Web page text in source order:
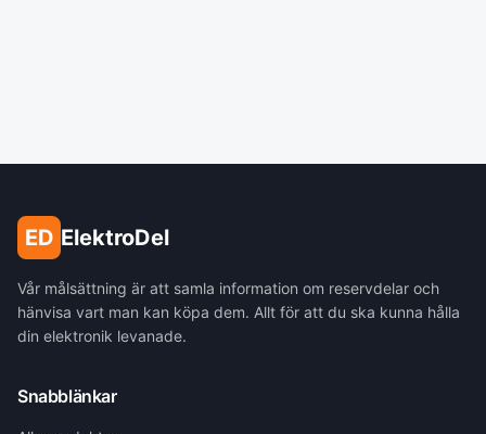
ED ElektroDel
Vår målsättning är att samla information om reservdelar och
hänvisa vart man kan köpa dem. Allt för att du ska kunna hålla
din elektronik levanade.
Snabblänkar